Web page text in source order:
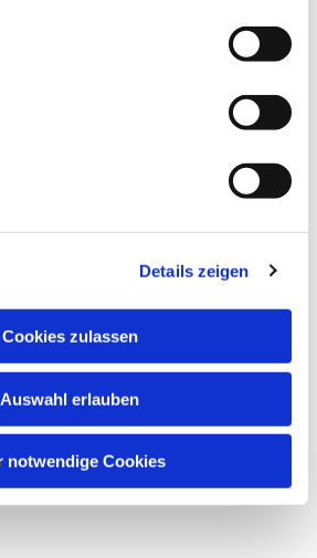
Details zeigen
Cookies zulassen
Auswahl erlauben
notwendige Cookies
Trauung